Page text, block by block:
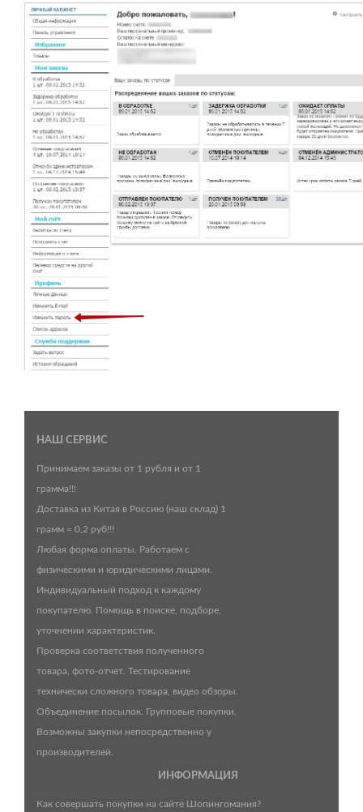
НАШ СЕРВИС
Принимаем заказы от 1 рубля и от 1
грамма!!!
Доставка из Китая в Россию (наш склад) 1
грамм = 0,2 руб!!!
Любая форма оплаты. Работаем с
физическими и юридическими лицами.
Индивидуальный подход к каждому
покупателю. Помощь в поиске, подборе,
уточнении характеристик.
Проверка соответствия полученного
товара, фото-отчет. Тестирование
технически сложного товара, видео обзоры.
Объединение посылок. Групповые покупки.
Возможны закупки непосредственно у
производителей.
ИНФОРМАЦИЯ
Как совершать покупки на сайте Шопингомания?